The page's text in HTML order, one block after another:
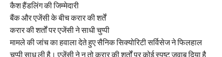
कैश हैंडलिंग की जिम्मेदारी
बैंक और एजेंसी के बीच करार की शर्तें
करार की शर्तों पर एजेंसी ने साधी चुप्पी
मामले की जांच का हवाला देते हुए सैनिक सिक्योरिटी सर्विसेज ने फिलहाल
चुप्पी साध ली है। एजेंसी ने न तो करार की शर्तों पर कोई स्पष्ट जवाब दिया है